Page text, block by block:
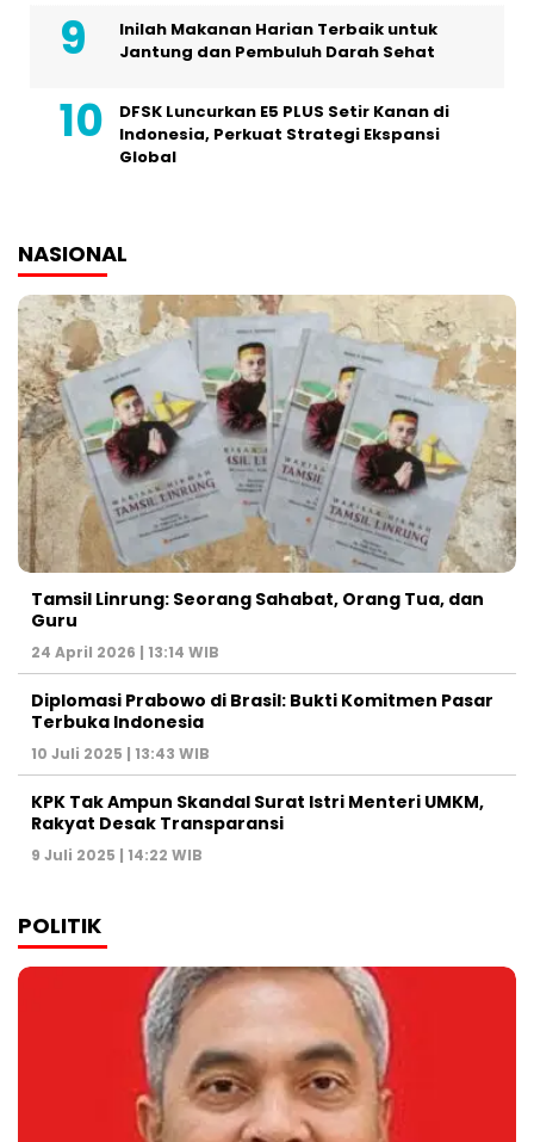
Inilah Makanan Harian Terbaik untuk
Jantung dan Pembuluh Darah Sehat
DFSK Luncurkan E5 PLUS Setir Kanan di
Indonesia, Perkuat Strategi Ekspansi
Global
NASIONAL
Tamsil Linrung: Seorang Sahabat, Orang Tua, dan
Guru
24 April 2026 | 13:14 WIB
Diplomasi Prabowo di Brasil: Bukti Komitmen Pasar
Terbuka Indonesia
10 Juli 2025 | 13:43 WIB
KPK Tak Ampun Skandal Surat Istri Menteri UMKM,
Rakyat Desak Transparansi
9 Juli 2025 | 14:22 WIB
POLITIK